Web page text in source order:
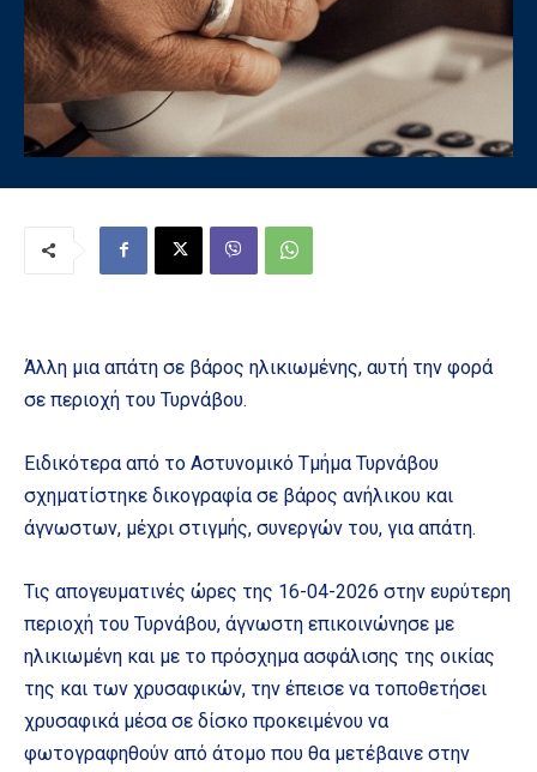
Άλλη μια απάτη σε βάρος ηλικιωμένης, αυτή την φορά
σε περιοχή του Τυρνάβου.
Ειδικότερα από το Αστυνομικό Τμήμα Τυρνάβου
σχηματίστηκε δικογραφία σε βάρος ανήλικου και
άγνωστων, μέχρι στιγμής, συνεργών του, για απάτη.
Τις απογευματινές ώρες της 16-04-2026 στην ευρύτερη
περιοχή του Τυρνάβου, άγνωστη επικοινώνησε με
ηλικιωμένη και με το πρόσχημα ασφάλισης της οικίας
της και των χρυσαφικών, την έπεισε να τοποθετήσει
χρυσαφικά μέσα σε δίσκο προκειμένου να
φωτογραφηθούν από άτομο που θα μετέβαινε στην